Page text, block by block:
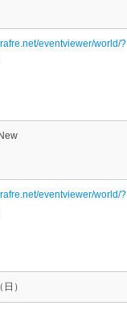
eventviewer/world/?
eventviewer/world/?
）